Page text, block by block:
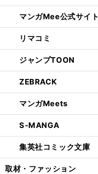
マンガMee公式サイト
リマコミ
ジャンプTOON
ZEBRACK
マンガMeets
S-MANGA
集英社コミック文庫
取材・ファッション